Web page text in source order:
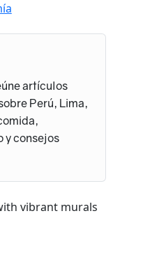
artículos
Perú, Lima,
y consejos